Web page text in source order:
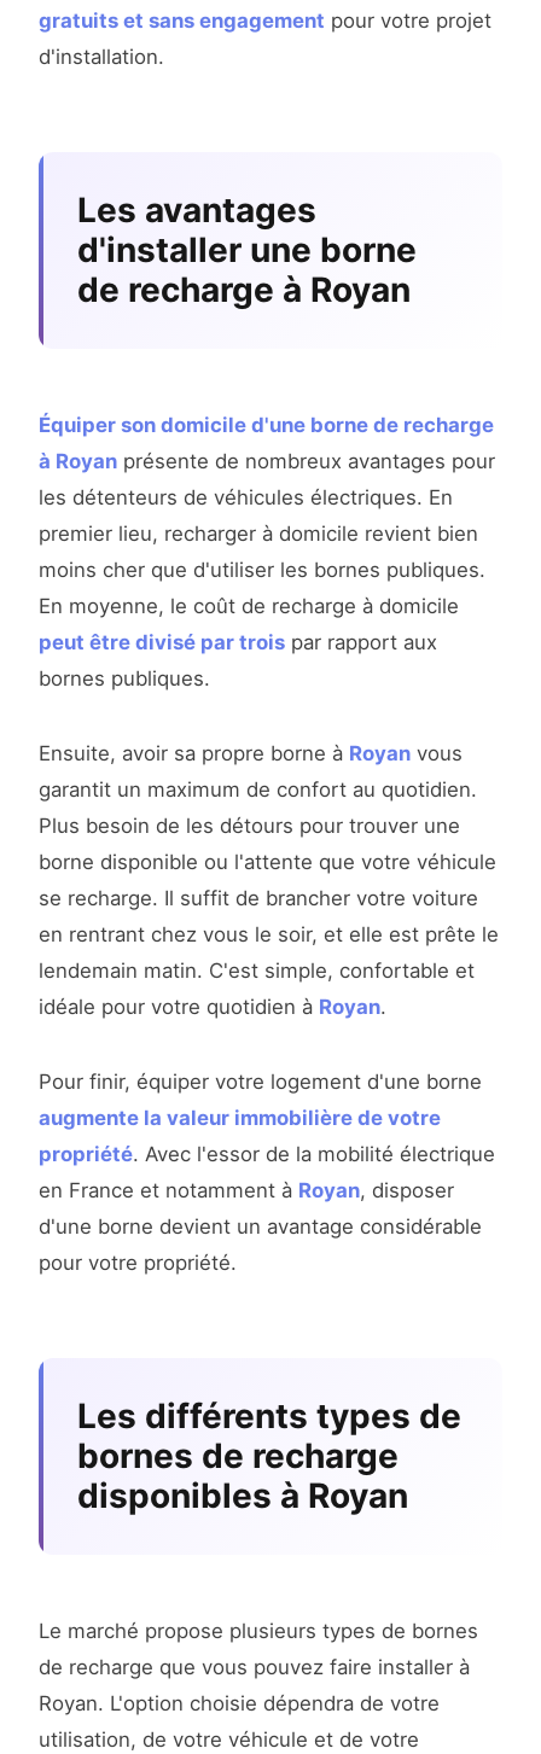
gratuits et sans engagement pour votre projet
d'installation.
Les avantages
d'installer une borne
de recharge à Royan
Équiper son domicile d'une borne de recharge
à Royan présente de nombreux avantages pour
les détenteurs de véhicules électriques. En
premier lieu, recharger à domicile revient bien
moins cher que d'utiliser les bornes publiques.
En moyenne, le coût de recharge à domicile
peut être divisé par trois par rapport aux
bornes publiques.
Ensuite, avoir sa propre borne à Royan vous
garantit un maximum de confort au quotidien.
Plus besoin de les détours pour trouver une
borne disponible ou l'attente que votre véhicule
se recharge. Il suffit de brancher votre voiture
en rentrant chez vous le soir, et elle est prête le
lendemain matin. C'est simple, confortable et
idéale pour votre quotidien à Royan.
Pour finir, équiper votre logement d'une borne
augmente la valeur immobilière de votre
propriété. Avec l'essor de la mobilité électrique
en France et notamment à Royan, disposer
d'une borne devient un avantage considérable
pour votre propriété.
Les différents types de
bornes de recharge
disponibles à Royan
Le marché propose plusieurs types de bornes
de recharge que vous pouvez faire installer à
Royan. L'option choisie dépendra de votre
utilisation, de votre véhicule et de votre